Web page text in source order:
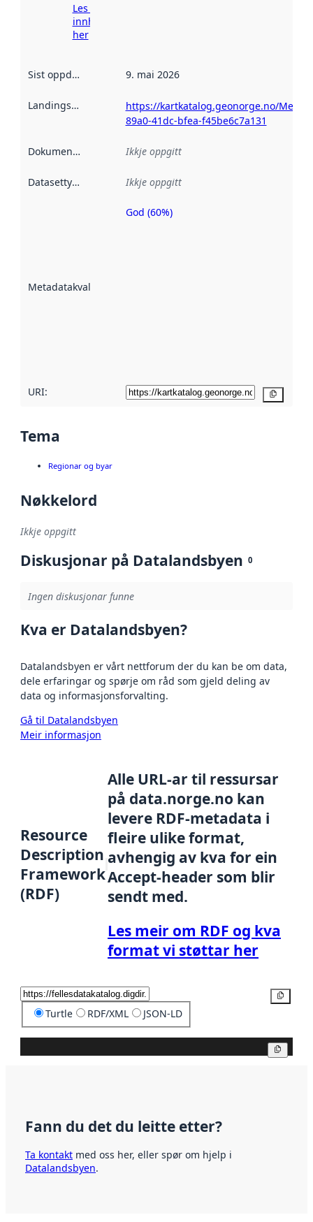
Les meir om
innhenting
her
Sist oppdatert 9. mai 2026
Landingsside
https://kartkatalog.geonorge.no/
89a0-41dc-bfea-f45be6c7a131
Dokumentasjon Ikkje oppgitt
Datasettype Ikkje oppgitt
Metadatakvalitet
Metadatakvalitet
God (60%)
URI:
Tema
Regionar og byar
Nøkkelord
Ikkje oppgitt
Diskusjonar på Datalandsbyen 0
Ingen diskusjonar funne
Kva er Datalandsbyen?
Datalandsbyen er vårt nettforum der du kan be om data,
dele erfaringar og spørje om råd som gjeld deling av
data og informasjonsforvalting.
Gå til Datalandsbyen
Meir informasjon
Resource
Description
Framework
(RDF)
Alle URL-ar til ressursar
på data.norge.no kan
levere RDF-metadata i
fleire ulike format,
avhengig av kva for ein
Accept-header som blir
sendt med.
Les meir om RDF og kva
format vi støttar her
Turtle RDF/XML JSON-LD
Fann du det du leitte etter?
Ta kontakt med oss her, eller spør om hjelp i
Datalandsbyen.